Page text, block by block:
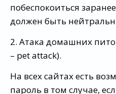
побеспокоиться
должен быть
2. Атака домашних
– pet attack).
На всех сайтах есть
пароль в том случае,